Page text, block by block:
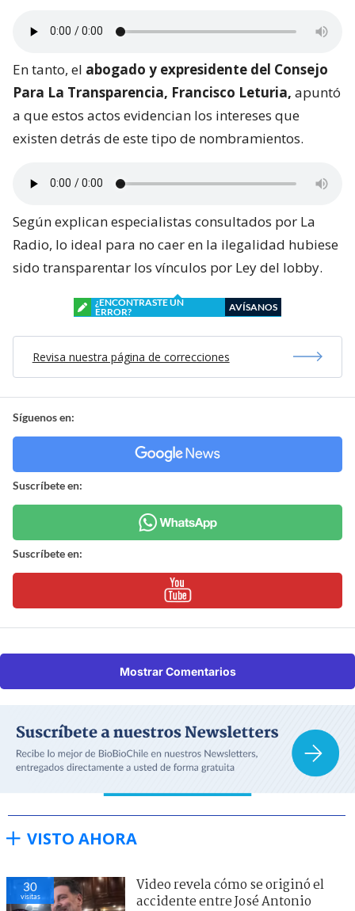
En tanto, el abogado y expresidente del Consejo
Para La Transparencia, Francisco Leturia, apuntó
a que estos actos evidencian los intereses que
existen detrás de este tipo de nombramientos.
Según explican especialistas consultados por La
Radio, lo ideal para no caer en la ilegalidad hubiese
sido transparentar los vínculos por Ley del lobby.
¿ENCONTRASTE UN
ERROR?
AVÍSANOS
Revisa nuestra página de correcciones
Síguenos en:
Suscríbete en:
Suscríbete en:
Mostrar Comentarios
VISTO AHORA
30
visitas
Video revela cómo se originó el
accidente entre José Antonio